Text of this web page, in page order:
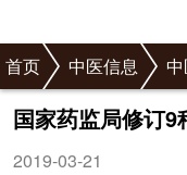
首页 中医信息
国家药监局修订9
2019-03-21